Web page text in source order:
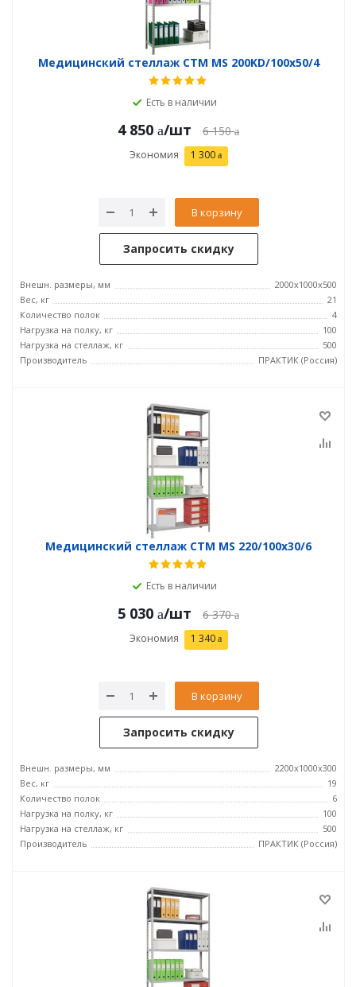
Медицинский стеллаж СТМ MS 200KD/100х50/4
Есть в наличии
4 850 /шт 6 150
Экономия 1 300
В корзину
Запросить скидку
Внешн. размеры, мм
2000x1000x500
Вес, кг
21
Количество полок
4
Нагрузка на полку, кг
100
Нагрузка на стеллаж, кг
500
Производитель
ПРАКТИК (Россия)
Медицинский стеллаж СТМ MS 220/100х30/6
Есть в наличии
5 030 /шт 6 370
Экономия 1 340
В корзину
Запросить скидку
Внешн. размеры, мм
2200x1000x300
Вес, кг
19
Количество полок
6
Нагрузка на полку, кг
100
Нагрузка на стеллаж, кг
500
Производитель
ПРАКТИК (Россия)